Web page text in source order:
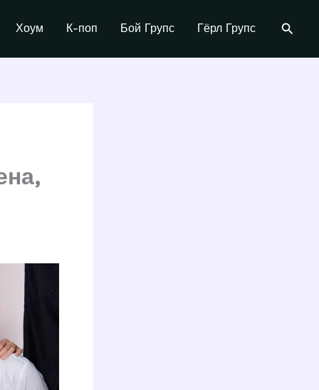
Хоум К-поп Бой Групс Гёрл Групс Поиск